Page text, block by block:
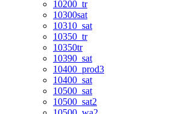
10200_tr
10300sat
10310_sat
10350_tr
10350tr
10390_sat
10400_prod3
10400_sat
10500_sat
10500_sat2